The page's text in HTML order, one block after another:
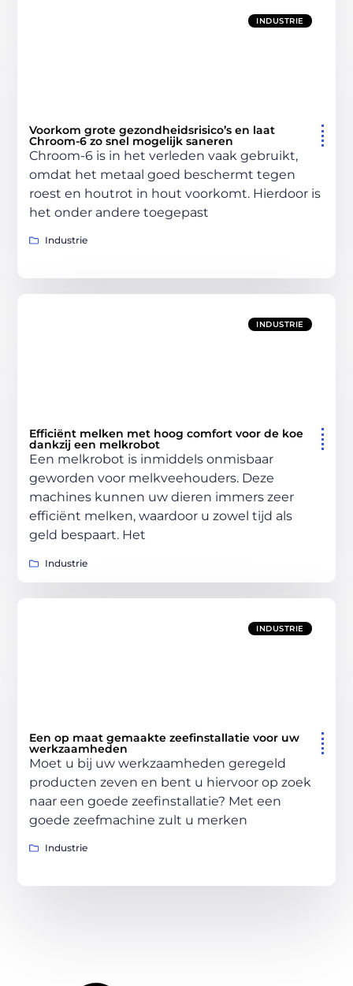
INDUSTRIE
Voorkom grote gezondheidsrisico’s en laat
Chroom-6 zo snel mogelijk saneren
Chroom-6 is in het verleden vaak gebruikt,
omdat het metaal goed beschermt tegen
roest en houtrot in hout voorkomt. Hierdoor is
het onder andere toegepast
Industrie
INDUSTRIE
Efficiënt melken met hoog comfort voor de koe
dankzij een melkrobot
Een melkrobot is inmiddels onmisbaar
geworden voor melkveehouders. Deze
machines kunnen uw dieren immers zeer
efficiënt melken, waardoor u zowel tijd als
geld bespaart. Het
Industrie
INDUSTRIE
Een op maat gemaakte zeefinstallatie voor uw
werkzaamheden
Moet u bij uw werkzaamheden geregeld
producten zeven en bent u hiervoor op zoek
naar een goede zeefinstallatie? Met een
goede zeefmachine zult u merken
Industrie